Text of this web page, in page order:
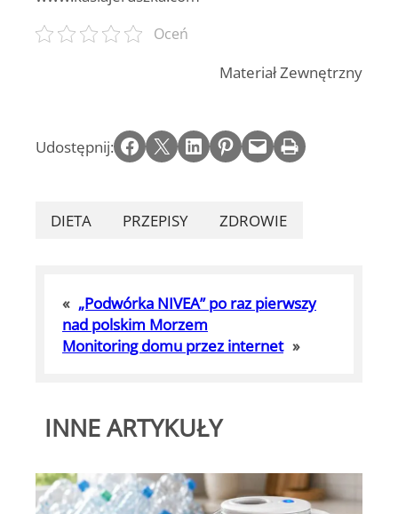
Oceń
Materiał Zewnętrzny
Udostępnij: Share on Facebook Email this Page Share on LinkedIn Share on Pinterest Email this Page Print this Page
DIETA PRZEPISY ZDROWIE
« „Podwórka NIVEA” po raz pierwszy
nad polskim Morzem
Monitoring domu przez internet »
INNE ARTYKUŁY